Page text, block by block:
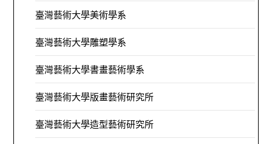
臺灣藝術大學美術學系
臺灣藝術大學雕塑學系
臺灣藝術大學書畫藝術學系
臺灣藝術大學版畫藝術研究所
臺灣藝術大學造型藝術研究所